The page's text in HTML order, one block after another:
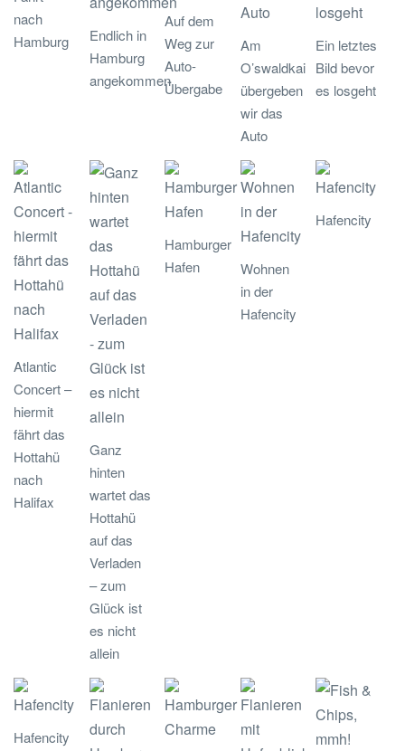
nach
Hamburg
Endlich in
Hamburg
angekommen
Auf dem
Weg zur
Auto-
Übergabe
Am
O’swaldkai
übergeben
wir das
Auto
Ein letztes
Bild bevor
es losgeht
Atlantic
Concert –
hiermit
fährt das
Hottahü
nach
Halifax
Ganz
hinten
wartet das
Hottahü
auf das
Verladen
– zum
Glück ist
es nicht
allein
Hamburger
Hafen
Wohnen
in der
Hafencity
Hafencity
Hafencity